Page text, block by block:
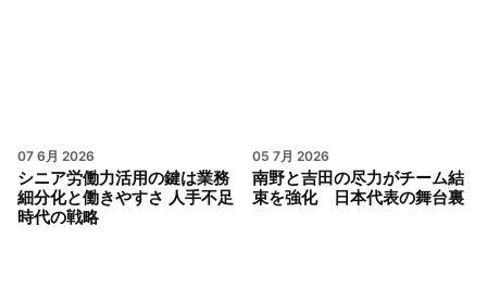
07 6月 2026
シニア労働力活用の鍵は業務
細分化と働きやすさ 人手不足
時代の戦略
05 7月 2026
南野と吉田の尽力がチーム結
束を強化 日本代表の舞台裏